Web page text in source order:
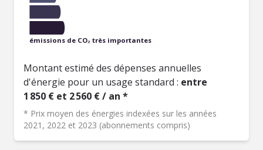
émissions de CO₂ très importantes
Montant estimé des dépenses annuelles
d'énergie pour un usage standard : entre
1 850 € et 2 560 € / an *
* Prix moyen des énergies indexées sur les années
2021, 2022 et 2023 (abonnements compris)